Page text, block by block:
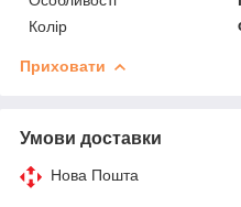
Колір
Приховати
Умови доставки
Нова Пошта